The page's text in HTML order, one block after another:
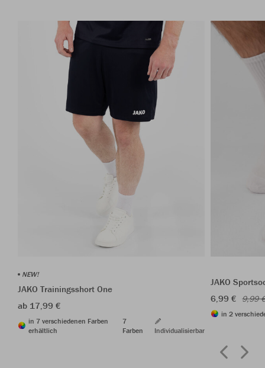
NEW!
JAKO Trainingsshort One
ab 17,99 €
in 7 verschiedenen Farben
erhältlich
7
Farben
Individualisierbar
JAKO
6,99 € 9,99
in 2